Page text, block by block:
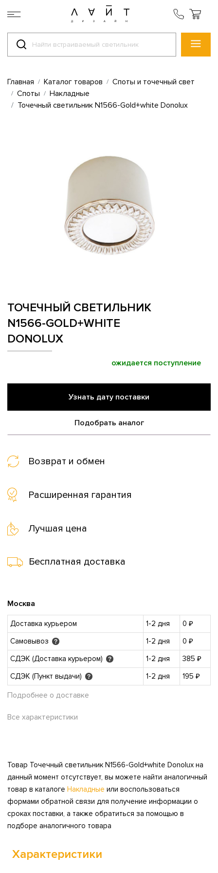
Главная Каталог товаров
Споты и точечный свет
Споты
Накладные
Точечный светильник N1566-Gold+white Donolux
ТОЧЕЧНЫЙ СВЕТИЛЬНИК
N1566-GOLD+WHITE
DONOLUX
ожидается поступление
Узнать дату поставки
Подобрать аналог
Возврат и обмен
Расширенная гарантия
Лучшая цена
Бесплатная доставка
Москва
Доставка курьером 1-2 дня
0 ₽
Самовывоз
? 1-2 дня
0 ₽
СДЭК (Доставка курьером)
? 1-2 дня
385 ₽
СДЭК (Пункт выдачи)
? 1-2 дня 195 ₽
Подробнее о доставке
Все характеристики
Товар Точечный светильник N1566-Gold+white Donolux на
данный момент отсутствует, вы можете найти аналогичный
товар в каталоге Накладные или воспользоваться
формами обратной связи для получение информации о
сроках поставки, а также обратиться за помощью в
подборе аналогичного товара
Характеристики